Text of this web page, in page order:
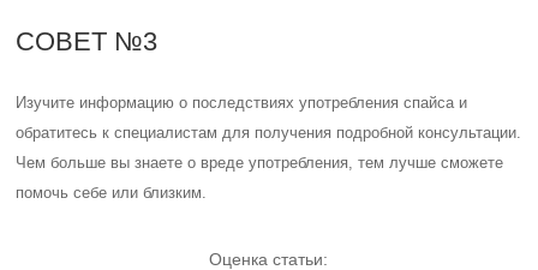
СОВЕТ №3
Изучите информацию о последствиях употребления спайса и
обратитесь к специалистам для получения подробной консультации.
Чем больше вы знаете о вреде употребления, тем лучше сможете
помочь себе или близким.
Оценка статьи: